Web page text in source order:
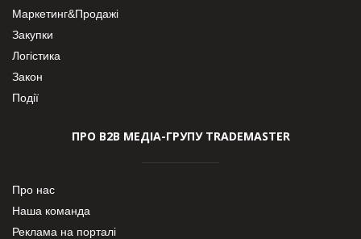
Маркетинг&Продажі
Закупки
Логістика
Закон
Події
ПРО В2В МЕДІА-ГРУПУ TRADEMASTER
Про нас
Наша команда
Реклама на порталі